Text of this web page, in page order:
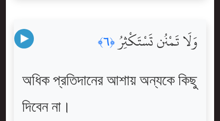
وَلَا تَمْنُن تَسْتَكْثِرُ﴿٦﴾
অধিক প্রতিদানের আশায় অন্যকে কিছু
দিবেন না।